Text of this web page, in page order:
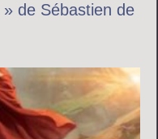
de Sébastien de